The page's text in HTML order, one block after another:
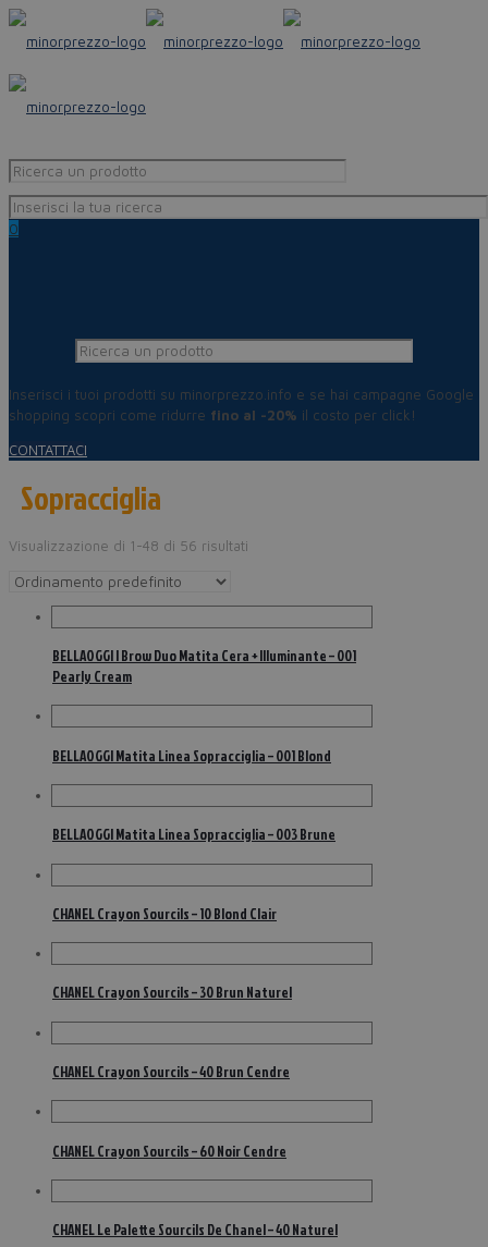
0
Inserisci i tuoi prodotti su minorprezzo.info e se hai campagne Google
shopping scopri come ridurre fino al -20% il costo per click!
CONTATTACI
Sopracciglia
Visualizzazione di 1-48 di 56 risultati
BELLAOGGI I Brow Duo Matita Cera + Illuminante – 001
Pearly Cream
BELLAOGGI Matita Linea Sopracciglia – 001 Blond
BELLAOGGI Matita Linea Sopracciglia – 003 Brune
CHANEL Crayon Sourcils – 10 Blond Clair
CHANEL Crayon Sourcils – 30 Brun Naturel
CHANEL Crayon Sourcils – 40 Brun Cendre
CHANEL Crayon Sourcils – 60 Noir Cendre
CHANEL Le Palette Sourcils De Chanel – 40 Naturel